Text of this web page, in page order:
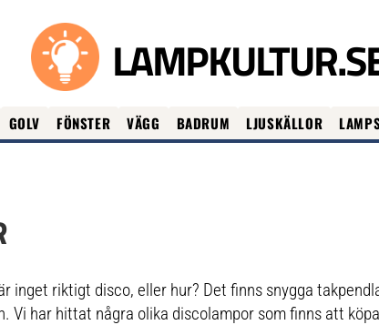
GOLV FÖNSTER VÄGG BADRUM LJUSKÄLLOR
inget riktigt disco, eller hur? Det finns snygga
Vi har hittat några olika discolampor som finns att